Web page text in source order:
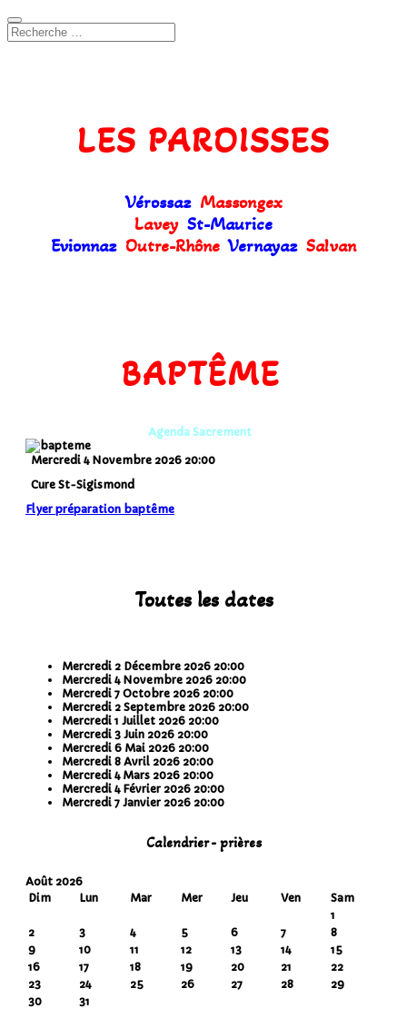
LES PAROISSES
Vérossaz Massongex
Lavey St-Maurice
Evionnaz Outre-Rhône Vernayaz Salvan
BAPTÊME
Agenda Sacrement
Mercredi 4 Novembre 2026 20:00
Cure St-Sigismond
Flyer préparation baptême
Toutes les dates
Mercredi 2 Décembre 2026 20:00
Mercredi 4 Novembre 2026 20:00
Mercredi 7 Octobre 2026 20:00
Mercredi 2 Septembre 2026 20:00
Mercredi 1 Juillet 2026 20:00
Mercredi 3 Juin 2026 20:00
Mercredi 6 Mai 2026 20:00
Mercredi 8 Avril 2026 20:00
Mercredi 4 Mars 2026 20:00
Mercredi 4 Février 2026 20:00
Mercredi 7 Janvier 2026 20:00
Calendrier - prières
Août 2026
Dim
Lun Mar Mer Jeu Ven
Sam
1
2
3 4 5 6 7
8
9
10 11 12 13 14
15
16
17 18 19 20 21
22
23
24 25 26 27 28
29
30
31